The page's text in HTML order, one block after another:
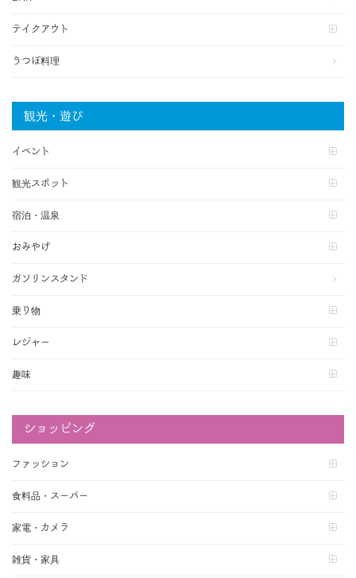
テイクアウト
うつぼ料理
観光・遊び
イベント
観光スポット
宿泊・温泉
おみやげ
ガソリンスタンド
乗り物
レジャー
趣味
ショッピング
ファッション
食料品・スーパー
家電・カメラ
雑貨・家具